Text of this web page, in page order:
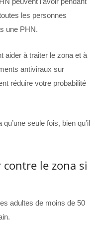
les personnes
une PHN.
aider à traiter le zona et à
antiviraux sur
réduire votre probabilité
seule fois, bien qu’il
contre le zona si
adultes de moins de 50